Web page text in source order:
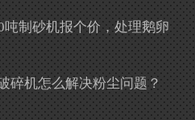
制砂机报个价，处理鹅卵
碎机怎么解决粉尘问题？